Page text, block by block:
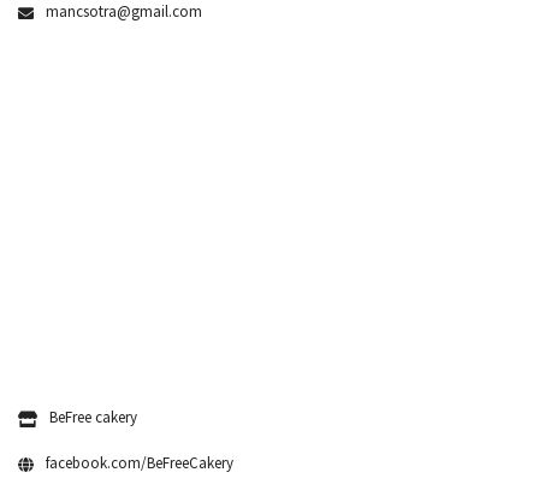
mancsotra@gmail.com
BeFree cakery
facebook.com/BeFreeCakery